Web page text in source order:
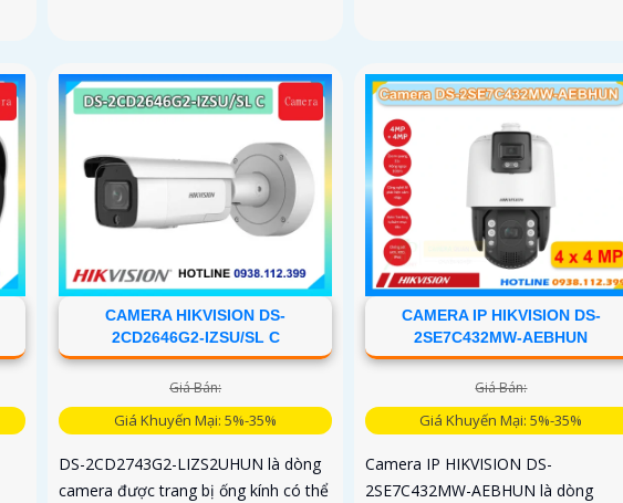
CAMERA HIKVISION DS-
2CD2646G2-IZSU/SL C
Giá Bán:
Giá Khuyến Mại: 5%-35%
DS-2CD2743G2-LIZS2UHUN là dòng
camera được trang bị ống kính có thể
CAMERA IP HIKVISION DS-
2SE7C432MW-AEBHUN
Giá Bán:
Giá Khuyến Mại: 5%-35%
Camera IP HIKVISION DS-
2SE7C432MW-AEBHUN là dòng